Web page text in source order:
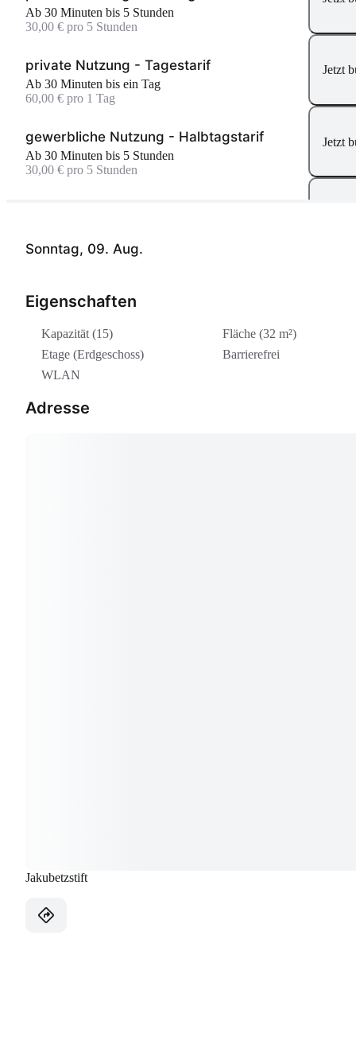
Sonntag, 09. Aug.
Eigenschaften
Kapazität (15)
Fläche (32 m²)
Etage (Erdgeschoss)
Barrierefrei
WLAN
Adresse
Jakubetzstift
Ab 30 Minuten bis 5 Stunden
30,00 € pro 5 Stunden
private Nutzung - Tagestarif
Ab 30 Minuten bis ein Tag
60,00 € pro 1 Tag
Jetzt
gewerbliche Nutzung - Halbtagstarif
Ab 30 Minuten bis 5 Stunden
30,00 € pro 5 Stunden
Jetzt
60,00 € pro 1 Tag